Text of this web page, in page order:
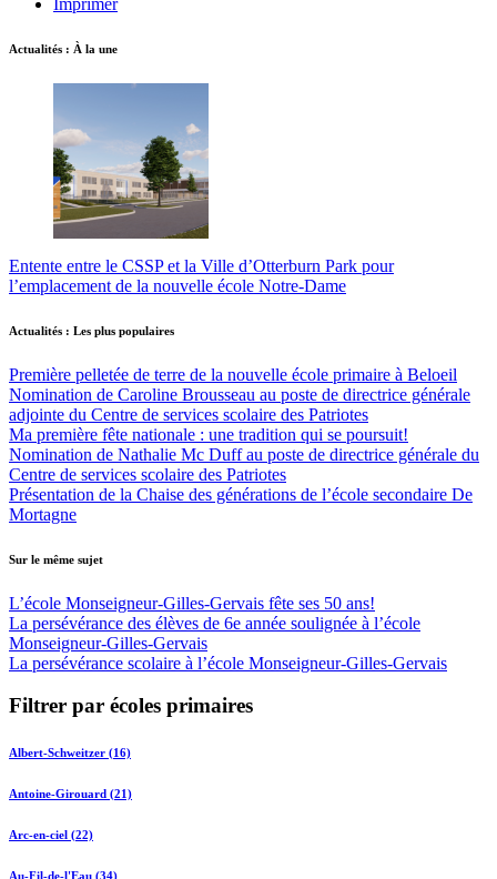
Actualités : À la une
Entente entre le CSSP et la Ville d’Otterburn Park pour
l’emplacement de la nouvelle école Notre-Dame
Actualités : Les plus populaires
Première pelletée de terre de la nouvelle école primaire à Beloeil
Nomination de Caroline Brousseau au poste de directrice générale
adjointe du Centre de services scolaire des Patriotes
Ma première fête nationale : une tradition qui se poursuit!
Nomination de Nathalie Mc Duff au poste de directrice générale du
Centre de services scolaire des Patriotes
Présentation de la Chaise des générations de l’école secondaire De
Mortagne
Sur le même sujet
L’école Monseigneur-Gilles-Gervais fête ses 50 ans!
La persévérance des élèves de 6e année soulignée à l’école
Monseigneur-Gilles-Gervais
La persévérance scolaire à l’école Monseigneur-Gilles-Gervais
Filtrer par écoles primaires
Albert-Schweitzer (16)
Antoine-Girouard (21)
Arc-en-ciel (22)
Au-Fil-de-l'Eau (34)